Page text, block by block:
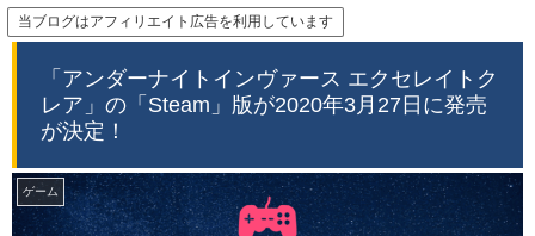
当ブログはアフィリエイト広告を利用しています
「アンダーナイトインヴァース エクセレイトク
レア」の「Steam」版が2020年3月27日に発売
が決定！
ゲーム